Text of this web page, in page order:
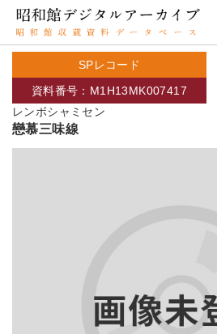
SPレコード
レンボシャミセン
資料番号：M1H13MK007417
戀慕三味線